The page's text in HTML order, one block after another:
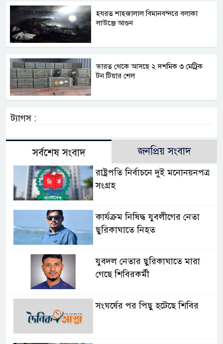
হযরত শাহজালাল বিমানবন্দরে বলাকা
লাউঞ্জে আগুন
ভারত থেকে আসছে ২ দশমিক ৩ মেট্রিক
টন টিয়ার শেল
ট্যাগস :
সর্বশেষ সংবাদ জনপ্রিয় সংবাদ
রাষ্ট্রপতি নির্বাচনে দুই মনোনয়নপত্র
সংগ্রহ
কার্যক্রম নিষিদ্ধ যুবলীগের নেতা
ছুরিকাঘাতে নিহত
যুবদল নেতার ছুরিকাঘাতে মারা
গেছে শিবিরকর্মী
সংঘর্ষের পর পিছু হটেছে শিবির